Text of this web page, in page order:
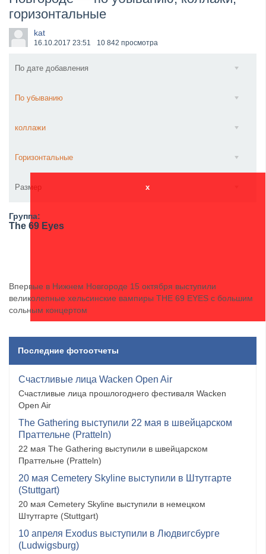
​Anthrax выпустили новый сингл и клип «Everybod...
горизонтальные
kat
16.10.2017 23:51 10 842 просмотра
По дате добавления
По убыванию
коллажи
Горизонтальные
Размер x
Группа:
The 69 Eyes
Впервые в Нижнем Новгороде 15 октября выступили
великолепные хельсинские вампиры THE 69 EYES с большим
сольным концертом
Последние фотоотчеты
Счастливые лица Wacken Open Air
Счастливые лица прошлогоднего фестиваля Wacken
Open Air
The Gathering выступили 22 мая в швейцарском
Праттельне (Pratteln)
22 мая The Gathering выступили в швейцарском
Праттельне (Pratteln)
20 мая Cemetery Skyline выступили в Штутгарте
(Stuttgart)
20 мая Cemetery Skyline выступили в немецком
Штутгарте (Stuttgart)
10 апреля Exodus выступили в Людвигсбурге
(Ludwigsburg)